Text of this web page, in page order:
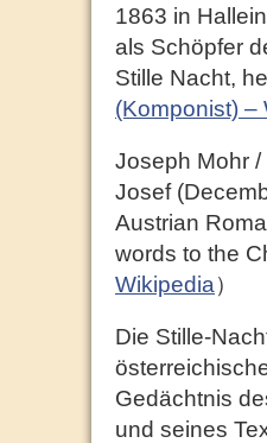
1863 in
als Schöpfer
Stille Nacht,
(Komponist) –
Joseph Mohr
Josef
Austrian
words to the
Wikipedia）
Die Stille-
Gedächtnis
und seines